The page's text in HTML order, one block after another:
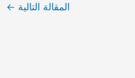
المقالة التالية ←